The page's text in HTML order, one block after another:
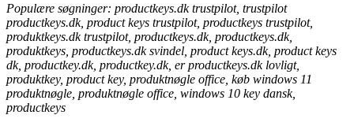
Populære søgninger: productkeys.dk trustpilot, trustpilot
productkeys.dk, product keys trustpilot, productkeys trustpilot,
produktkeys.dk trustpilot, productkeys.dk, productkeys.dk,
produktkeys, productkeys.dk svindel, product keys.dk, product keys
dk, productkey.dk, productkey.dk, er productkeys.dk lovligt,
produktkey, product key, produktnøgle office, køb windows 11
produktnøgle, produktnøgle office, windows 10 key dansk,
productkeys